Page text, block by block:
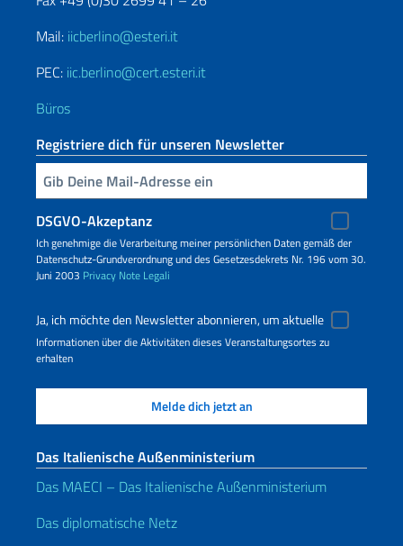
Mail: iicberlino@esteri.it
PEC: iic.berlino@cert.esteri.it
Büros
Registriere dich für unseren Newsletter
Geben Sie Ihre E-Mail ein
DSGVO-Akzeptanz
Ich genehmige die Verarbeitung meiner persönlichen Daten gemäß der
Datenschutz-Grundverordnung und des Gesetzesdekrets Nr. 196 vom 30.
Juni 2003 Privacy Note Legali
Ja, ich möchte den Newsletter abonnieren, um aktuelle
Informationen über die Aktivitäten dieses Veranstaltungsortes zu
erhalten
Das Italienische Außenministerium
Das MAECI – Das Italienische Außenministerium
Das diplomatische Netz